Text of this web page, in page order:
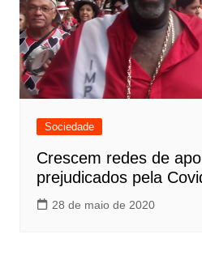
Sociedade
Crescem redes de
prejudicados pela
28 de maio de 2020